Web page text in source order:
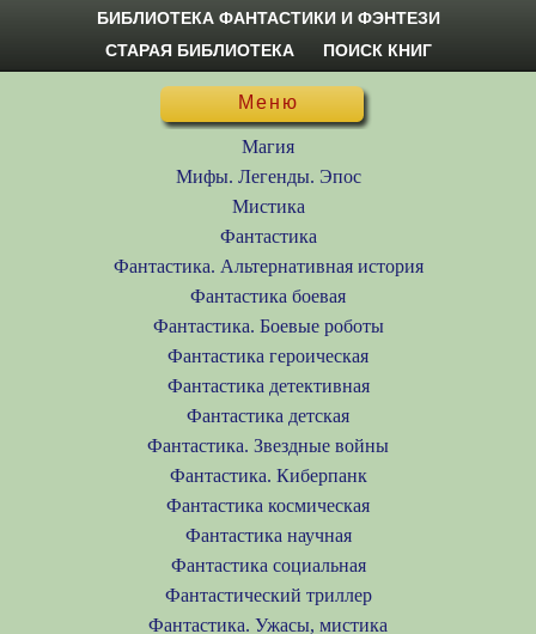
БИБЛИОТЕКА ФАНТАСТИКИ И ФЭНТЕЗИ
СТАРАЯ БИБЛИОТЕКА
ПОИСК КНИГ
Меню
Магия
Мифы. Легенды. Эпос
Мистика
Фантастика
Фантастика. Альтернативная история
Фантастика боевая
Фантастика. Боевые роботы
Фантастика героическая
Фантастика детективная
Фантастика детская
Фантастика. Звездные войны
Фантастика. Киберпанк
Фантастика космическая
Фантастика научная
Фантастика социальная
Фантастический триллер
Фантастика. Ужасы, мистика